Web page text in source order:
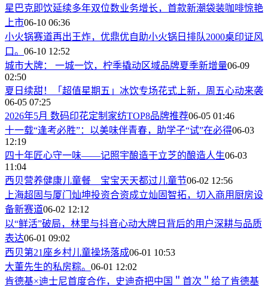
星巴克即饮延续多年双位数业务增长，首款新潮袋装咖啡惊艳
上市06-10 06:36
小火锅赛道再出王炸，优鼎优自助小火锅日排队2000桌印证风
口。 06-10 12:52
城市大牌： 一城一饮，柠季撬动区域品牌夏季新增量06-09
02:50
夏日续甜！「超值星期五」冰饮专场花式上新，周五心动来袭
06-05 07:25
2026年5月 数码印花定制家纺TOP8品牌推荐06-05 01:46
十一载“逢考必胜”：以美味伴青春，助学子“试”在必得06-03
12:19
四十年匠心守一味——记照宇酿造于立芝的酿造人生06-03
11:04
西贝营养健康儿童餐 宝宝天天都过儿童节06-02 12:56
上海超固与厦门灿坤投资合资成立灿固智拓，切入商用厨房设
备新赛道06-02 12:12
以“鲜活”破局，林里与抖音心动大牌日背后的用户深耕与品质
表达06-01 09:02
西贝第21座乡村儿童操场落成06-01 10:53
大董先生的私房粽。 06-01 12:02
肯德基×迪士尼首度合作，史迪奇把中国＂首次＂给了肯德基